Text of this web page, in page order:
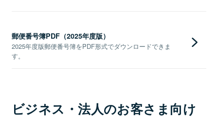
郵便番号簿PDF（2025年度版）
2025年度版郵便番号簿をPDF形式でダウンロードできま
す。
ビジネス・法人のお客さま向け